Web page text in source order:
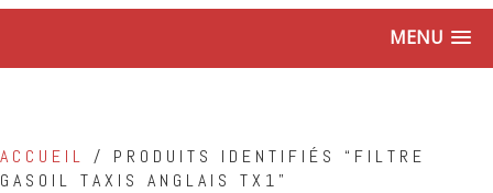
MENU
ACCUEIL / PRODUITS IDENTIFIÉS “FILTRE
GASOIL TAXIS ANGLAIS TX1”